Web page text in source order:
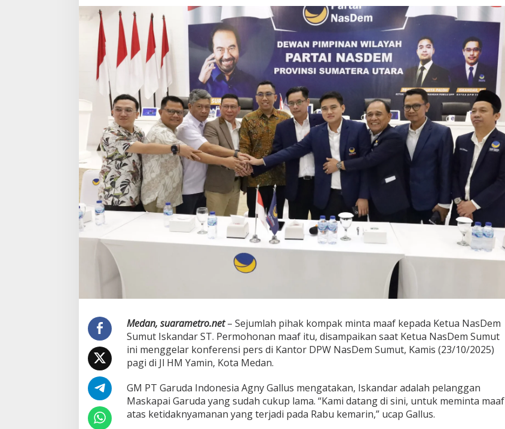
Tunjukkan
Jiwa
Besar
dan
Etika
Korporasi
Medan, suarametro.net– Sejumlah pihak kompak minta maaf kepada Ketua NasDem
Sumut Iskandar ST. Permohonan maaf itu, disampaikan saat Ketua NasDem Sumut
ini menggelar konferensi pers di Kantor DPW NasDem Sumut, Kamis (23/10/2025)
pagi di Jl HM Yamin, Kota Medan.
GM PT Garuda Indonesia Agny Gallus mengatakan, Iskandar adalah pelanggan
Maskapai Garuda yang sudah cukup lama. “Kami datang di sini, untuk meminta maaf
atas ketidaknyamanan yang terjadi pada Rabu kemarin,” ucap Gallus.